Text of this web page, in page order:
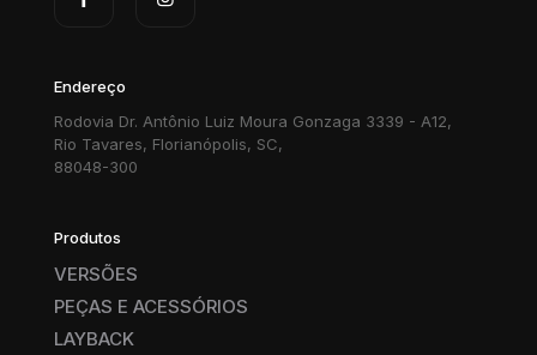
Endereço
Rodovia Dr. Antônio Luiz Moura Gonzaga 3339 - A12,
Rio Tavares, Florianópolis, SC,
88048-300
Produtos
VERSÕES
PEÇAS E ACESSÓRIOS
LAYBACK